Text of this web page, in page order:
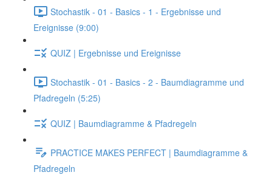
Stochastik - 01 - Basics - 1 - Ergebnisse und
Ereignisse (9:00)
QUIZ | Ergebnisse und Ereignisse
Stochastik - 01 - Basics - 2 - Baumdiagramme und
Pfadregeln (5:25)
QUIZ | Baumdiagramme & Pfadregeln
PRACTICE MAKES PERFECT | Baumdiagramme &
Pfadregeln